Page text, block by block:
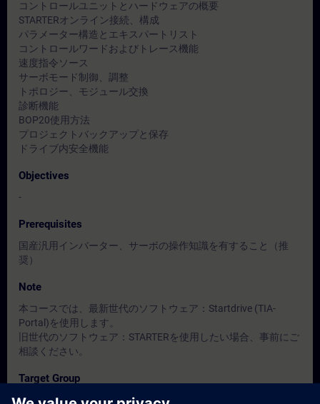
コントロールユニットとハードウェアの概要
STARTERオンライン接続、構成
パラメーター構造とエキスパートリスト
コントロールワードおよびトレース機能
速度指令ソース
サーボモード制御、調整
トポロジー、モジュール交換
診断機能
BOP20使用方法
プロジェクトバックアップと保存
ドライブ内安全機能
Objectives
-
Prerequisites
国産汎用インバーター、サーボの操作知識を有すること（推
奨）
Note
本コースでは、最新世代のソフトウェア：Startdrive (TIA-
Portal)を使用します。
旧世代のソフトウェア：STARTERを使用したい場合、事前にご
相談ください。
Target Group
-